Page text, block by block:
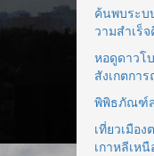
ค้นพบระบ
วามสำเร็
หอดูดาวโ
สังเกตกา
พิพิธภัณฑ์ส
เที่ยวเมือ
เกาหลีเหนื